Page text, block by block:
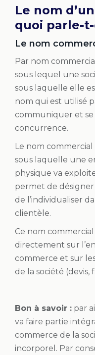
Le nom
quoi parle-
Le nom
Par nom
sous lequel une
sous laquelle elle
nom qui est utilisé
communiquer et
concurrence.
Le nom
sous laquelle une
physique va
permet de
de l’individualiser
clientèle.
Ce nom
directement sur
commerce et sur
de la société (devis,
Bon à savoir : par
va faire partie
commerce de la
incorporel. Par